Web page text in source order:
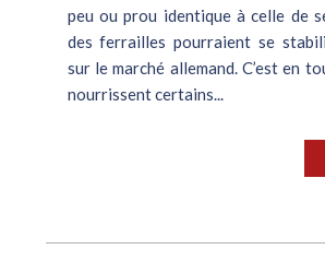
peu ou prou identique à celle de
des ferrailles pourraient se
sur le marché allemand. C’est en
nourrissent certains...